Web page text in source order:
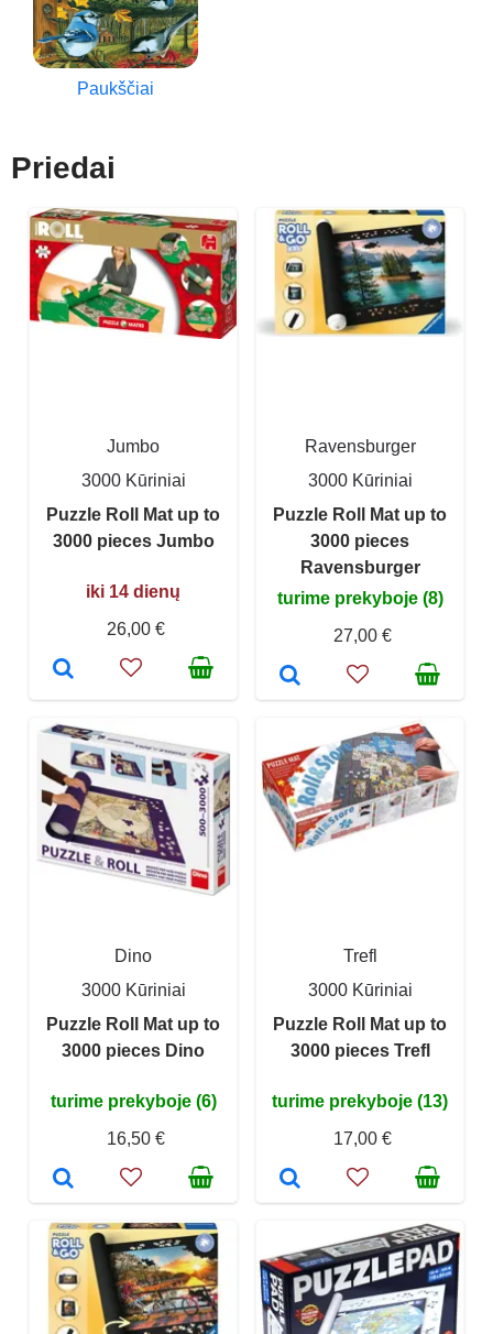
Paukščiai
Priedai
Jumbo
3000 Kūriniai
Puzzle Roll Mat up to
3000 pieces Jumbo
iki 14 dienų
26,00 €
Ravensburger
3000 Kūriniai
Puzzle Roll Mat up to
3000 pieces
Ravensburger
turime prekyboje (8)
27,00 €
Dino
3000 Kūriniai
Puzzle Roll Mat up to
3000 pieces Dino
turime prekyboje (6)
16,50 €
Trefl
3000 Kūriniai
Puzzle Roll Mat up to
3000 pieces Trefl
turime prekyboje (13)
17,00 €